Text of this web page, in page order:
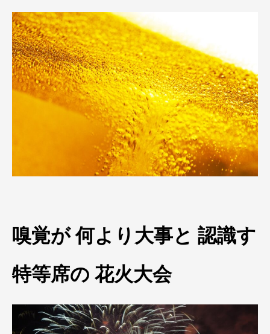
嗅覚が 何より大事と 認識す
特等席の 花火大会